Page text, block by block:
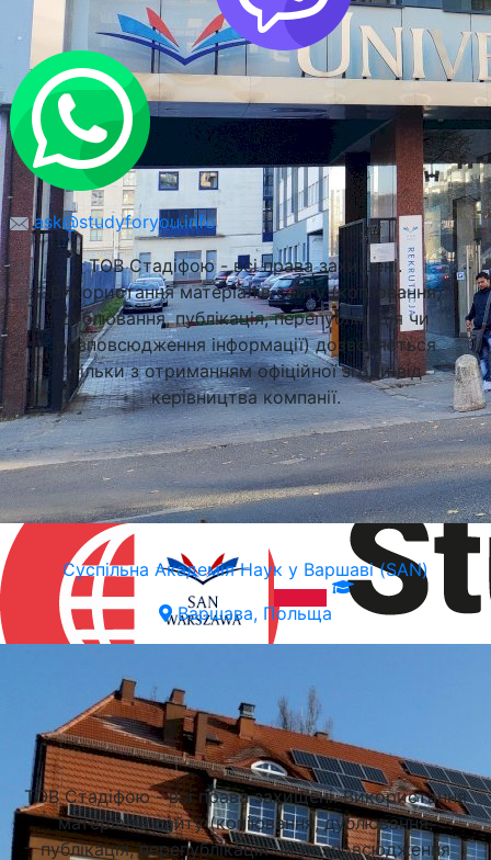
Суспільна Академія Наук у Варшаві (SAN)
Варшава, Польща
ask@studyforyou.info
ТОВ Стадіфою - всі права захищені.
Використання матеріалів сайту (копіювання,
дублювання, публікація, перепублікація чи
розповсюдження інформації) дозволяється
тільки з отриманням офіційної згоди від
керівництва компанії.
Підібрати університет
ТОВ Стадіфою - всі права захищені. Використання
матеріалів сайту (копіювання, дублювання,
публікація, перепублікація чи розповсюдження